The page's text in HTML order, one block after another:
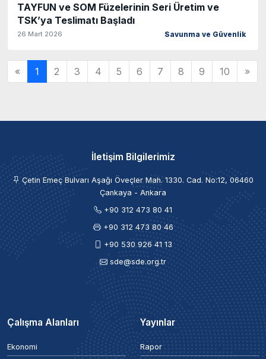
TAYFUN ve SOM Füzelerinin Seri Üretim ve
TSK’ya Teslimatı Başladı
26 Mart 2026 Savunma ve Güvenlik
« 1 2 3 4 5 6 7 8 9 10 »
İletişim Bilgilerimiz
Çetin Emeç Bulvarı Aşağı Öveçler Mah. 1330. Cad. No:12, 06460
Çankaya - Ankara
+90 312 473 80 41
+90 312 473 80 46
+90 530 926 41 13
sde@sde.org.tr
Çalışma Alanları
Ekonomi
Yayınlar
Rapor